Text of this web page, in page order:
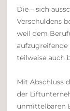
Die – sich
Verschuldens
weil dem
teilweise auch
Mit Abschluss
der
unmittelbaren